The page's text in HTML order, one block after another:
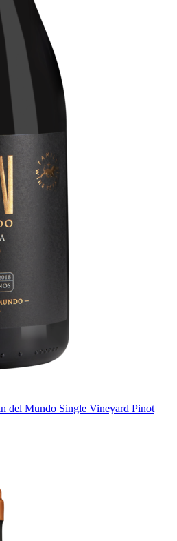
del Mundo Single Vineyard Pinot